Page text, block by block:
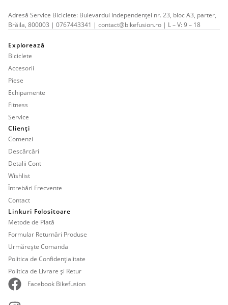
Adresă Service Biciclete: Bulevardul Independenței nr. 23, bloc A3, parter,
Brăila, 800003 | 0767443341 | contact@bikefusion.ro | L – V: 9 – 18
Explorează
Biciclete
Accesorii
Piese
Echipamente
Fitness
Service
Clienți
Comenzi
Descărcări
Detalii Cont
Wishlist
Întrebări Frecvente
Contact
Linkuri Folositoare
Metode de Plată
Formular Returnări Produse
Urmărește Comanda
Politica de Confidențialitate
Politica de Livrare și Retur
Facebook Bikefusion